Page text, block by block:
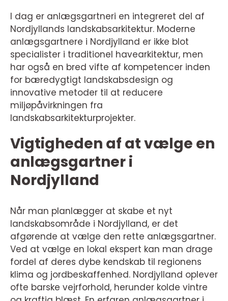
I dag er anlægsgartneri en integreret del af
Nordjyllands landskabsarkitektur. Moderne
anlægsgartnere i Nordjylland er ikke blot
specialister i traditionel havearkitektur, men
har også en bred vifte af kompetencer inden
for bæredygtigt landskabsdesign og
innovative metoder til at reducere
miljøpåvirkningen fra
landskabsarkitekturprojekter.
Vigtigheden af at vælge en
anlægsgartner i
Nordjylland
Når man planlægger at skabe et nyt
landskabsområde i Nordjylland, er det
afgørende at vælge den rette anlægsgartner.
Ved at vælge en lokal ekspert kan man drage
fordel af deres dybe kendskab til regionens
klima og jordbeskaffenhed. Nordjylland oplever
ofte barske vejrforhold, herunder kolde vintre